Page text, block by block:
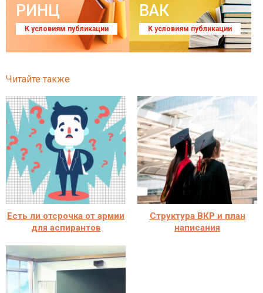
РИНЦ
К условиям публикации
ВАК
К условиям публикации
Читайте также
Есть ли отсрочка от армии
для аспирантов
Структура ВКР и план
написания